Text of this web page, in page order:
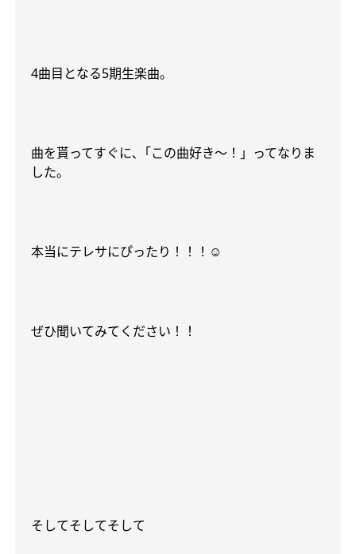
4曲目となる5期生楽曲。
曲を貰ってすぐに､「この曲好き〜！」ってなりま
した。
本当にテレサにぴったり！！！ ☺️
ぜひ聞いてみてください！！
そしてそしてそして